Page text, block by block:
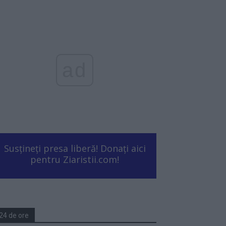
Susțineți presa liberă! Donați aici
pentru Ziaristii.com!
de ore